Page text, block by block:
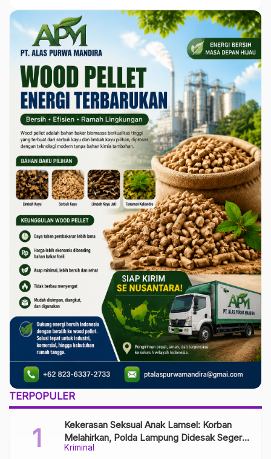
TERPOPULER
Kriminal
Kekerasan Seksual Anak Lamsel: Korban
Melahirkan, Polda Lampung Didesak Segera
Tangkap Pelaku